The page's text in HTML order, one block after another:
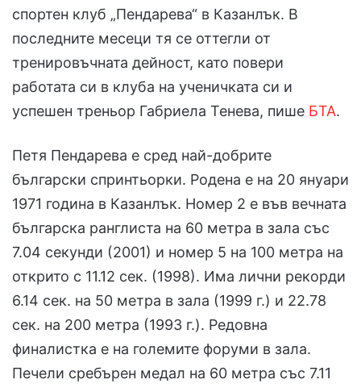
спортен клуб „Пендарева“ в Казанлък. В
последните месеци тя се оттегли от
тренировъчната дейност, като повери
работата си в клуба на ученичката си и
успешен треньор Габриела Тенева, пише БТА.
Петя Пендарева е сред най-добрите
български спринтьорки. Родена е на 20 януари
1971 година в Казанлък. Номер 2 е във вечната
българска ранглиста на 60 метра в зала със
7.04 секунди (2001) и номер 5 на 100 метра на
открито с 11.12 сек. (1998). Има лични рекорди
6.14 сек. на 50 метра в зала (1999 г.) и 22.78
сек. на 200 метра (1993 г.). Редовна
финалистка е на големите форуми в зала.
Печели сребърен медал на 60 метра със 7.11